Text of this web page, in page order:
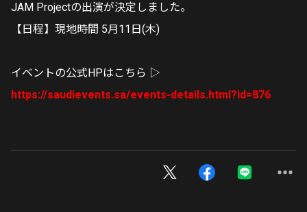
JAM Projectの出演が決定しました。
【日程】現地時間 5月11日(木)
イベントの公式HPはこちら ▷
https://saudievents.sa/events-details.html?id=876